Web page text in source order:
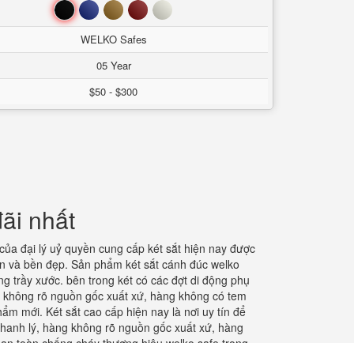
Đen Xanh Nâu Đỏ Trắng
WELKO Safes
05 Year
$50 - $300
nhất
đại lý uỷ quyền cung cấp két sắt hiện nay được
bền đẹp. Sản phẩm két sắt cánh đúc welko
trầy xước. bên trong két có các đợt di động phụ
rõ nguồn gốc xuất xứ, hàng không có tem
mới. Két sắt cao cấp hiện nay là nơi uy tín để
lý, hàng không rõ nguồn gốc xuất xứ, hàng